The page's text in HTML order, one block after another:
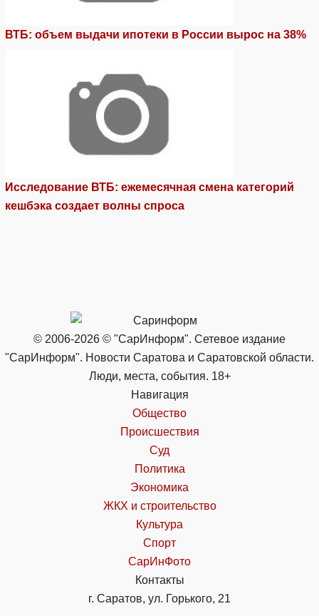
ВТБ: объем выдачи ипотеки в России вырос на 38%
Исследование ВТБ: ежемесячная смена категорий
кешбэка создает волны спроса
© 2006-2026 © "СарИнформ". Сетевое издание
"СарИнформ". Новости Саратова и Саратовской области.
Люди, места, события. 18+
Навигация
Общество
Происшествия
Суд
Политика
Экономика
ЖКХ и строительство
Культура
Спорт
СарИнФото
Контакты
г. Саратов, ул. Горького, 21